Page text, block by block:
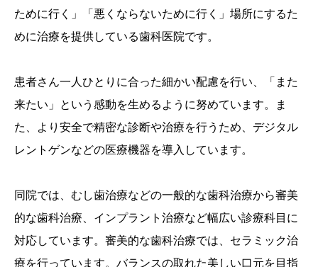
ために行く」「悪くならないために行く」場所にするた
めに治療を提供している歯科医院です。
患者さん一人ひとりに合った細かい配慮を行い、「また
来たい」という感動を生めるように努めています。ま
た、より安全で精密な診断や治療を行うため、デジタル
レントゲンなどの医療機器を導入しています。
同院では、むし歯治療などの一般的な歯科治療から審美
的な歯科治療、インプラント治療など幅広い診療科目に
対応しています。審美的な歯科治療では、セラミック治
療を行っています。バランスの取れた美しい口元を目指